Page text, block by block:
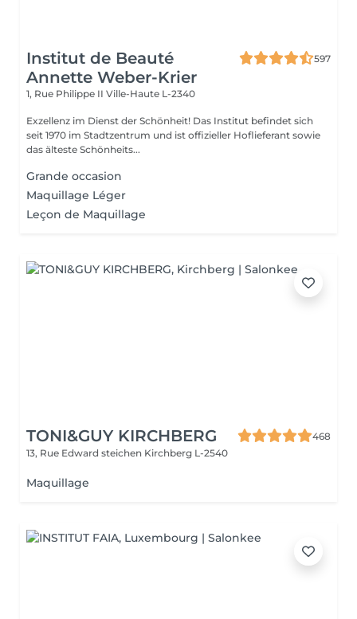
Institut de Beauté
Annette Weber-Krier
597
1, Rue Philippe II Ville-Haute L-2340
Exzellenz im Dienst der Schönheit! Das Institut befindet sich
seit 1970 im Stadtzentrum und ist offizieller Hoflieferant sowie
das älteste Schönheits...
Grande occasion
Maquillage Léger
Leçon de Maquillage
TONI&GUY KIRCHBERG
468
13, Rue Edward steichen Kirchberg L-2540
Maquillage